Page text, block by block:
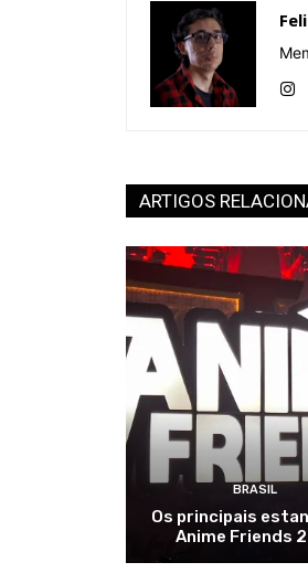
ARTIGOS
BRASIL
Os principais
Anime Friends